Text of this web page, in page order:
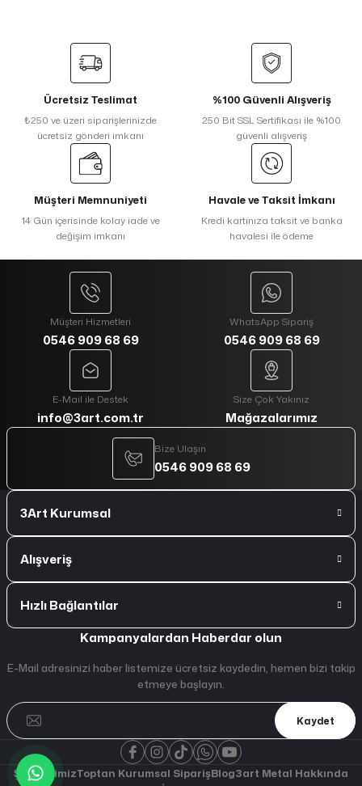
Ücretsiz Teslimat
₺250 ve üzeri siparişlerinizde
ücretsiz gönderi imkanı
%100 Güvenli Alışveriş
250 Bit SSL Sertifikası ile %100
güvenli alışveriş
Müşteri Memnuniyeti
14 Gün içerisinde kolay iade ve
değişim imkanı
Havale ve Taksit İmkanı
Kredi kartınıza taksit ve banka
havalesi ile ödeme
Müşteri Hizmetleri
0546 909 68 69
WhatsApp Sipariş
0546 909 68 69
E-Mail ile Destek
info@3art.com.tr
Size Çok Yakınız
Mağazalarımız
Bize Ulaşın
0546 909 68 69
3Art Kurumsal
Alışveriş
Hızlı Bağlantılar
Kampanyalardan Haberdar olun
E-Mail adresinizi haber listemize ücretsiz kaydedin, hemen bizi takip
etmeye başlayın.
Kaydet
ŞubelerimizToptan Kurumsal SiparişBlog3art Metal Hakkında